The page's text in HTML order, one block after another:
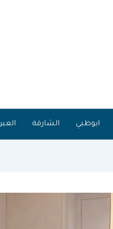
ابوظبي الشارقة